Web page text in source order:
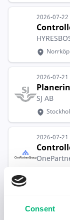
Consent
2026-07-22
2026-07-21
SJ AB
2026-07-21
2026-07-21